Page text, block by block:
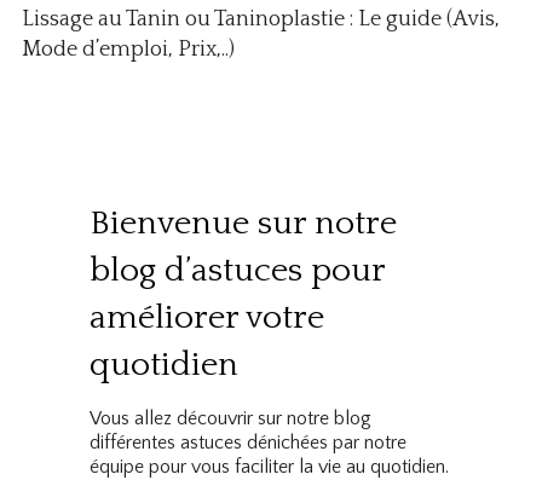
Lissage au Tanin ou Taninoplastie : Le guide (Avis,
Mode d’emploi, Prix,..)
Bienvenue sur notre
blog d’astuces pour
améliorer votre
quotidien
Vous allez découvrir sur notre blog
différentes astuces dénichées par notre
équipe pour vous faciliter la vie au quotidien.